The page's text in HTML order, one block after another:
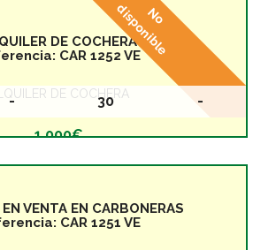
DE COCHERA
CAR 1252 VE
DE COCHERA
No
disponible
1.000€
- 30 -
VENTA EN CARBONERAS
CAR 1251 VE